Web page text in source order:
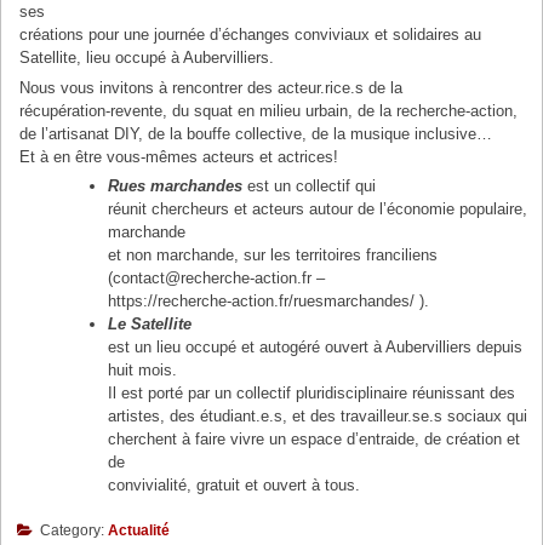
ses
créations pour une journée d’échanges conviviaux et solidaires au
Satellite, lieu occupé à Aubervilliers.
Nous vous invitons à rencontrer des acteur.rice.s de la
récupération-revente, du squat en milieu urbain, de la recherche-action,
de l’artisanat DIY, de la bouffe collective, de la musique inclusive…
Et à en être vous-mêmes acteurs et actrices!
Rues marchandesest un collectif qui
réunit chercheurs et acteurs autour de l’économie populaire,
marchande
et non marchande, sur les territoires franciliens
(contact@recherche-action.fr –
https://recherche-action.fr/ruesmarchandes/ ).
Le Satellite
est un lieu occupé et autogéré ouvert à Aubervilliers depuis
huit mois.
Il est porté par un collectif pluridisciplinaire réunissant des
artistes, des étudiant.e.s, et des travailleur.se.s sociaux qui
cherchent à faire vivre un espace d’entraide, de création et
de
convivialité, gratuit et ouvert à tous.
Category: Actualité